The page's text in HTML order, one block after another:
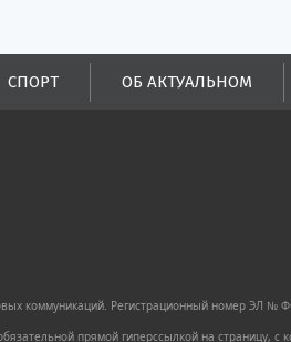
всех уровней.
СПОРТ ОБ АКТУАЛЬНОМ
коммуникаций. Регистрационный номер ЭЛ №
прямой гиперссылкой на страницу,